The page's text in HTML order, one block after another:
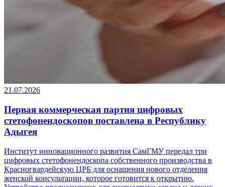
21.07.2026
Первая коммерческая партия цифровых
стетофонендоскопов поставлена в Республику
Адыгея
Институт инновационного развития СамГМУ передал три
цифровых стетофонендоскопа собственного производства в
Красногвардейскую ЦРБ для оснащения нового отделения
женской консультации, которое готовится к открытию.